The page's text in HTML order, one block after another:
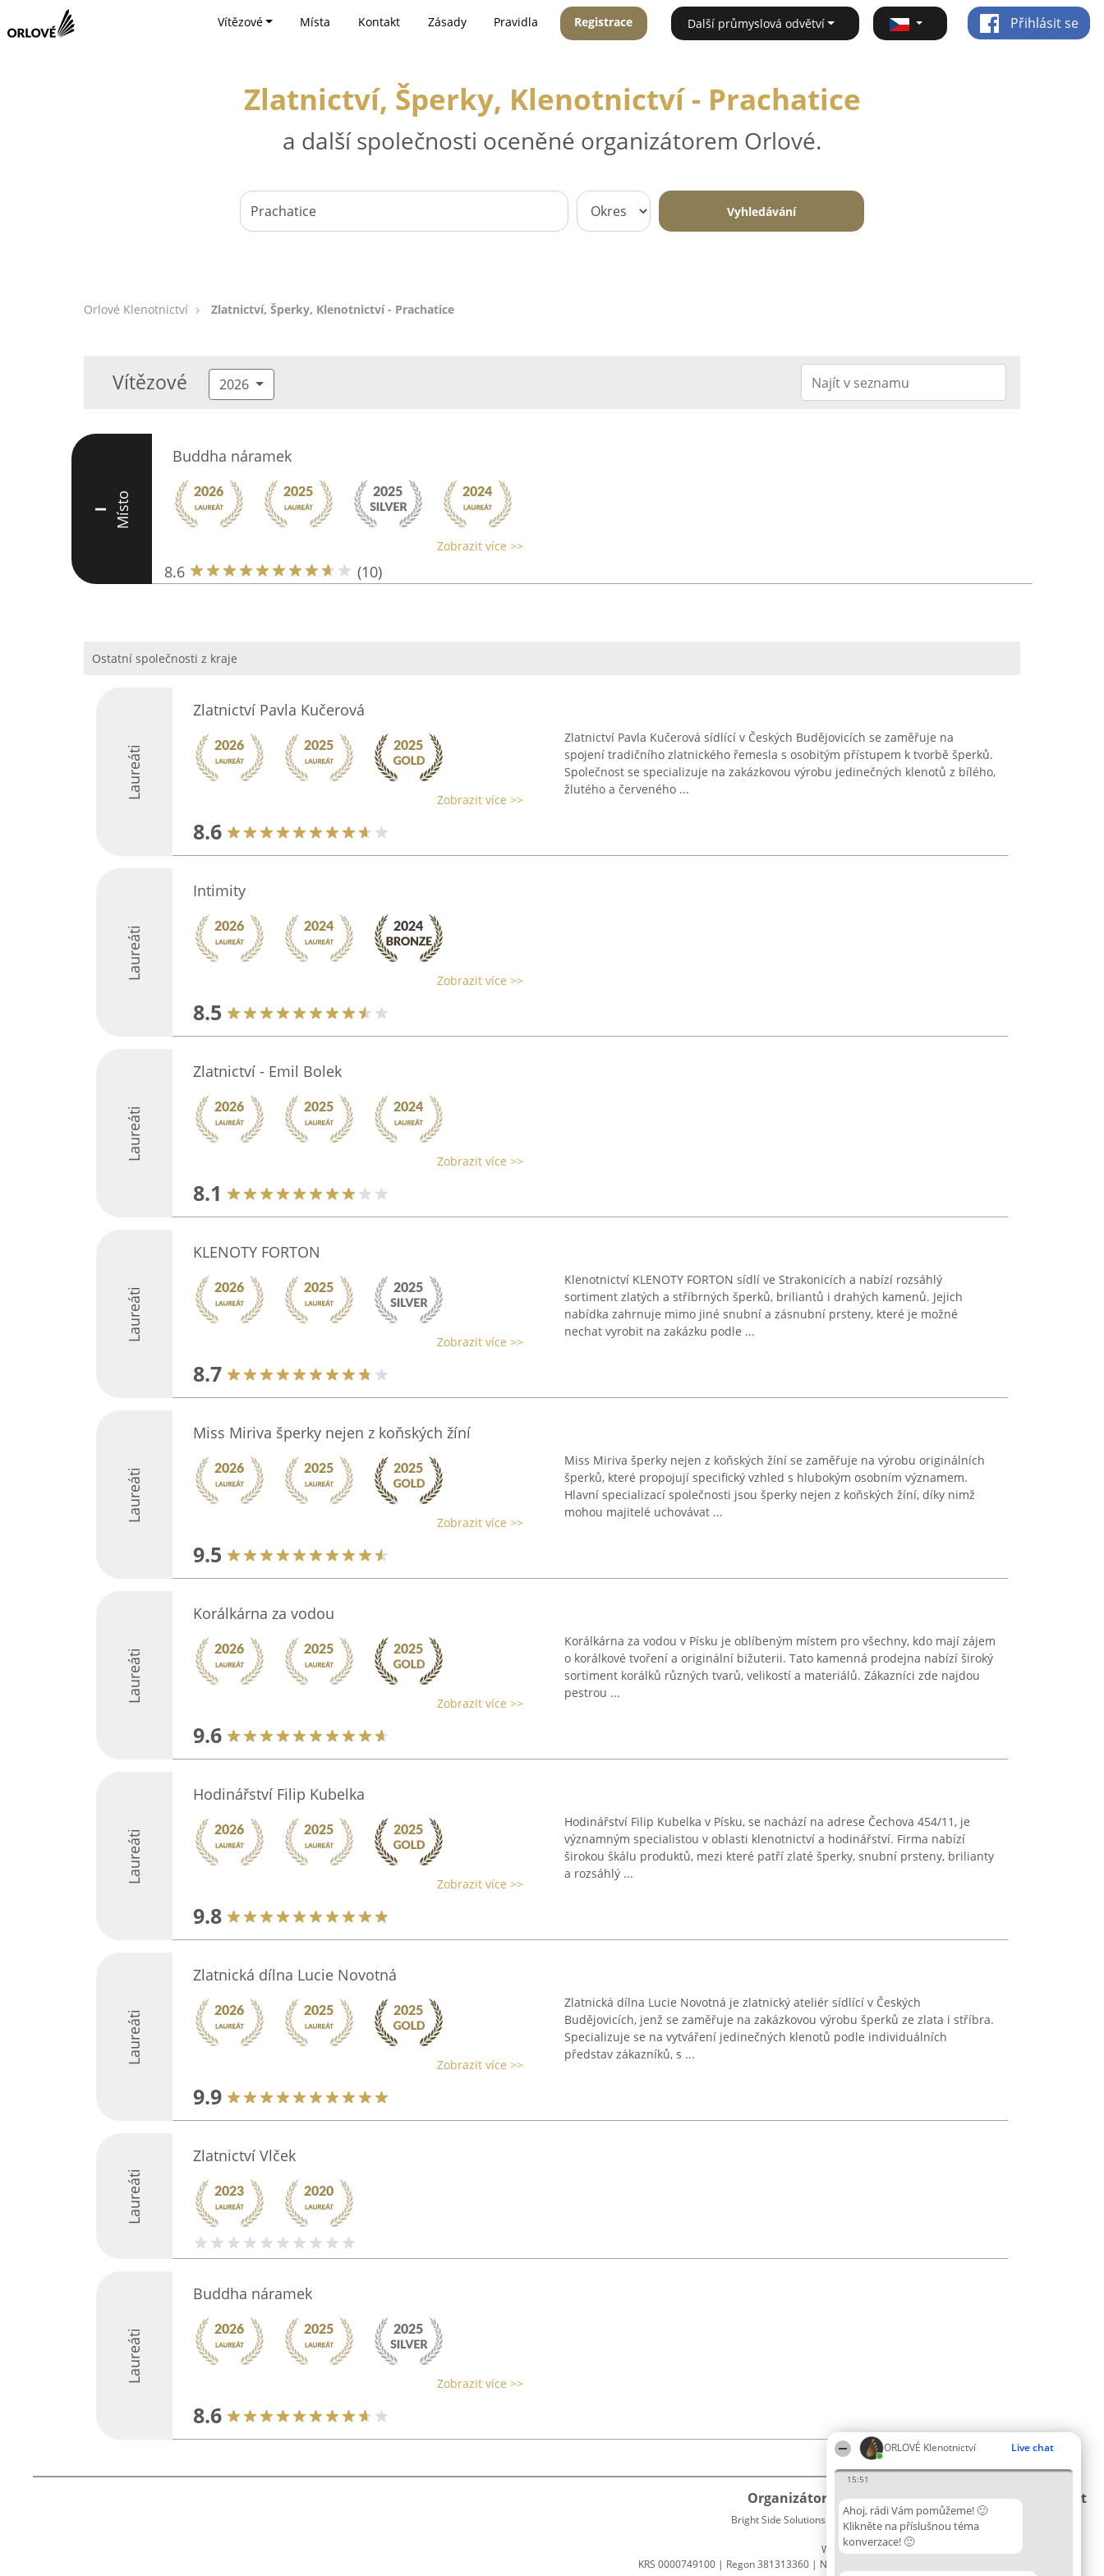
ORLOVÉ Klenotnictví Live chat
15:51
Ahoj, rádi Vám pomůžeme! 🙂
Klikněte na příslušnou téma
konverzace! 🙂
Vítězové Místa Kontakt Zásady Pravidla Registrace Další průmyslová odvětví Přihlásit se
Zlatnictví, Šperky, Klenotnictví - Prachatice
a další společnosti oceněné organizátorem Orlové.
Vyhledávání
Orlové Klenotnictví Zlatnictví, Šperky, Klenotnictví - Prachatice
Vítězové 2026
I Místo
Buddha náramek
Zobrazit více >>
8.6 (10)
Ostatní společnosti z kraje
Laureáti
Zlatnictví Pavla Kučerová
Zobrazit více >>
8.6
Zlatnictví Pavla Kučerová sídlící v Českých Budějovicích se zaměřuje na
spojení tradičního zlatnického řemesla s osobitým přístupem k tvorbě šperků.
Společnost se specializuje na zakázkovou výrobu jedinečných klenotů z bílého,
žlutého a červeného ...
Laureáti
Intimity
Zobrazit více >>
8.5
Laureáti
Zlatnictví - Emil Bolek
Zobrazit více >>
8.1
Laureáti
KLENOTY FORTON
Zobrazit více >>
8.7
Klenotnictví KLENOTY FORTON sídlí ve Strakonicích a nabízí rozsáhlý
sortiment zlatých a stříbrných šperků, briliantů i drahých kamenů. Jejich
nabídka zahrnuje mimo jiné snubní a zásnubní prsteny, které je možné
nechat vyrobit na zakázku podle ...
Laureáti
Miss Miriva šperky nejen z koňských žíní
Zobrazit více >>
9.5
Miss Miriva šperky nejen z koňských žíní se zaměřuje na výrobu originálních
šperků, které propojují specifický vzhled s hlubokým osobním významem.
Hlavní specializací společnosti jsou šperky nejen z koňských žíní, díky nimž
mohou majitelé uchovávat ...
Laureáti
Korálkárna za vodou
Zobrazit více >>
9.6
Korálkárna za vodou v Písku je oblíbeným místem pro všechny, kdo mají zájem
o korálkové tvoření a originální bižuterii. Tato kamenná prodejna nabízí široký
sortiment korálků různých tvarů, velikostí a materiálů. Zákazníci zde najdou
pestrou ...
Laureáti
Hodinářství Filip Kubelka
Zobrazit více >>
9.8
Hodinářství Filip Kubelka v Písku, se nachází na adrese Čechova 454/11, je
významným specialistou v oblasti klenotnictví a hodinářství. Firma nabízí
širokou škálu produktů, mezi které patří zlaté šperky, snubní prsteny, brilianty
a rozsáhlý ...
Laureáti
Zlatnická dílna Lucie Novotná
Zobrazit více >>
9.9
Zlatnická dílna Lucie Novotná je zlatnický ateliér sídlící v Českých
Budějovicích, jenž se zaměřuje na zakázkovou výrobu šperků ze zlata i stříbra.
Specializuje se na vytváření jedinečných klenotů podle individuálních
představ zákazníků, s ...
Laureáti
Zlatnictví Vlček
Laureáti
Buddha náramek
Zobrazit více >>
8.6
Organizátor hlasování
Bright Side Solutions sp. z o. o. sp. k.
ul. Ruska 22
Wrocław 50-079
KRS 0000749100 | Regon 381313360 | NIP 8943132676
Plebiscyt
Vítězové
Seznam
Kontakt